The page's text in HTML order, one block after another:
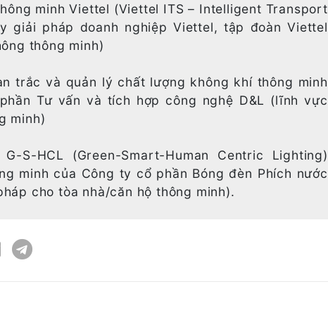
minh Viettel (Viettel ITS – Intelligent Transport
giải pháp doanh nghiệp Viettel, tập đoàn Viettel
thông minh)
trắc và quản lý chất lượng không khí thông minh
Tư vấn và tích hợp công nghệ D&L (lĩnh vực
minh)
S-HCL (Green-Smart-Human Centric Lighting)
minh của Công ty cổ phần Bóng đèn Phích nước
cho tòa nhà/căn hộ thông minh).